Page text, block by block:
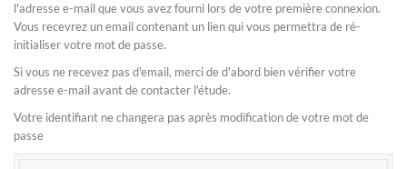
l'adresse e-mail que vous avez fourni lors de votre première connexion.
Vous recevrez un email contenant un lien qui vous permettra de ré-
initialiser votre mot de passe.
Si vous ne recevez pas d'email, merci de d'abord bien vérifier votre
adresse e-mail avant de contacter l'étude.
Votre identifiant ne changera pas après modification de votre mot de
passe